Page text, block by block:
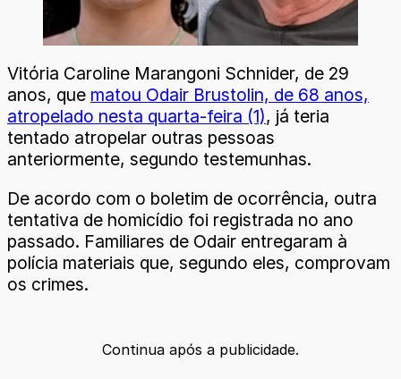
Vitória Caroline Marangoni Schnider, de 29
anos, que matou Odair Brustolin, de 68 anos,
atropelado nesta quarta-feira (1), já teria
tentado atropelar outras pessoas
anteriormente, segundo testemunhas.
De acordo com o boletim de ocorrência, outra
tentativa de homicídio foi registrada no ano
passado. Familiares de Odair entregaram à
polícia materiais que, segundo eles, comprovam
os crimes.
Continua após a publicidade.